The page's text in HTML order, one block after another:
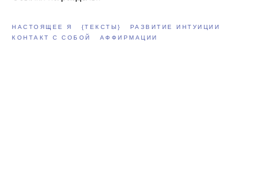
НАСТОЯЩЕЕ Я {ТЕКСТЫ}
РАЗВИТИЕ ИНТУИЦИИ
КОНТАКТ С СОБОЙ
АФФИРМАЦИИ